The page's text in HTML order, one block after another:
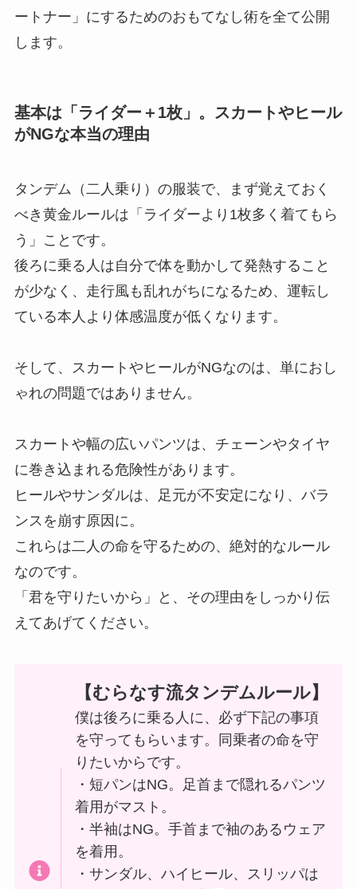
ートナー」にするためのおもてなし術を全て公開
します。
基本は「ライダー＋1枚」。スカートやヒール
がNGな本当の理由
タンデム（二人乗り）の服装で、まず覚えておく
べき黄金ルールは「ライダーより1枚多く着てもら
う」ことです。
後ろに乗る人は自分で体を動かして発熱すること
が少なく、走行風も乱れがちになるため、運転し
ている本人より体感温度が低くなります。
そして、スカートやヒールがNGなのは、単におし
ゃれの問題ではありません。
スカートや幅の広いパンツは、チェーンやタイヤ
に巻き込まれる危険性があります。
ヒールやサンダルは、足元が不安定になり、バラ
ンスを崩す原因に。
これらは二人の命を守るための、絶対的なルール
なのです。
「君を守りたいから」と、その理由をしっかり伝
えてあげてください。
【むらなす流タンデムルール】
僕は後ろに乗る人に、必ず下記の事項
を守ってもらいます。同乗者の命を守
りたいからです。
・短パンはNG。足首まで隠れるパンツ
着用がマスト。
・半袖はNG。手首まで袖のあるウェア
を着用。
・サンダル、ハイヒール、スリッパは